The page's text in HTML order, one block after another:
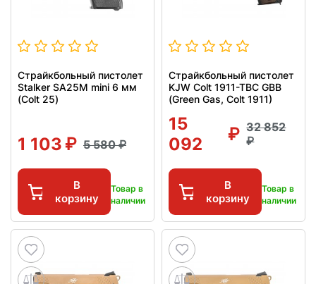
Страйкбольный пистолет
Stalker SA25M mini 6 мм
(Colt 25)
1 103 5 580
В
корзину
Товар в
наличии
Страйкбольный пистолет
KJW Colt 1911-TBC GBB
(Green Gas, Colt 1911)
15
092
32 852
В
корзину
Товар в
наличии